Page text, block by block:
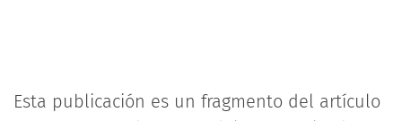
Esta publicación es un fragmento del artículo